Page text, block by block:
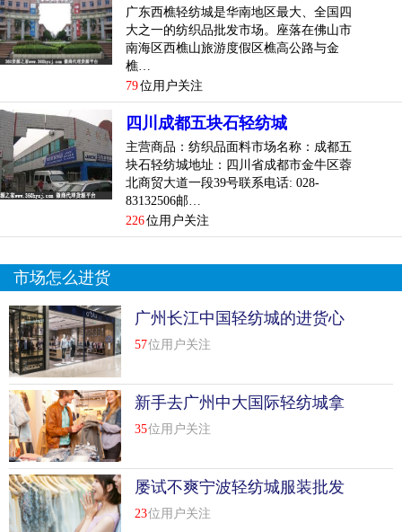
广东西樵轻纺城是华南地区最大、全国四
大之一的纺织品批发市场。座落在佛山市
南海区西樵山旅游度假区樵高公路与金
樵…
79位用户关注
四川成都五块石轻纺城
主营商品：纺织品面料市场名称：成都五
块石轻纺城地址：四川省成都市金牛区蓉
北商贸大道一段39号联系电话: 028-
83132506邮…
226位用户关注
市场怎么进货
广州长江中国轻纺城的进货心
得；拿货小技巧
57位用户关注
新手去广州中大国际轻纺城拿
货技巧；进货有什么要注意的
35位用户关注
屡试不爽宁波轻纺城服装批发
市场砍价小窍门
23位用户关注